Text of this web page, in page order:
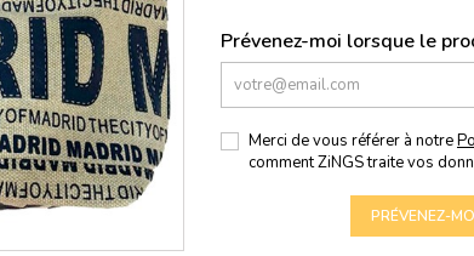
Prévenez-moi lorsque le
Merci de vous référer à notre
comment ZiNGS traite vos
PRÉVENEZ-